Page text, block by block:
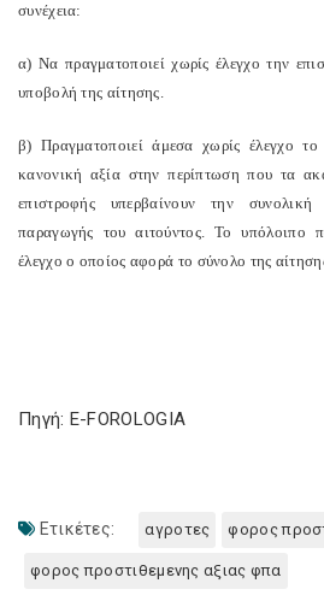
συνέχεια:
α) Να πραγματοποιεί χωρίς έλεγχο την
υποβολή της αίτησης.
β) Πραγματοποιεί άμεσα χωρίς έλεγχο
κανονική αξία στην περίπτωση που τα
επιστροφής υπερβαίνουν την
παραγωγής του αιτούντος. Το υπόλοιπο
έλεγχο ο οποίος αφορά το σύνολο της
Πηγή: E-FOROLOGIA
Ετικέτες: αγροτες φορος
φορος προστιθεμενης αξιας φπα